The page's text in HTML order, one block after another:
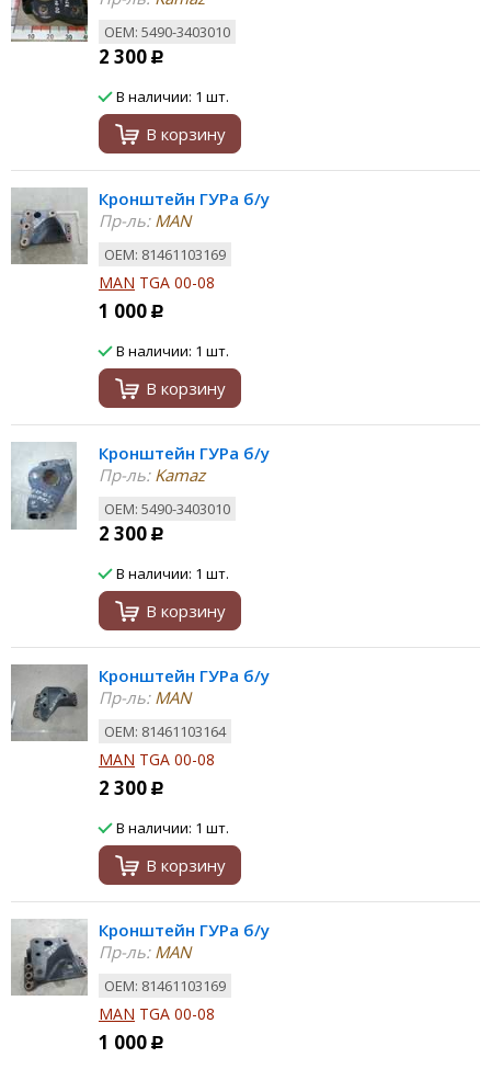
ОЕМ: 5490-3403010
2 300 Р
В наличии: 1 шт.
В корзину
Кронштейн ГУРа б/у
Пр-ль:MAN
ОЕМ: 81461103169
MAN TGA 00-08
1 000 Р
В наличии: 1 шт.
В корзину
Кронштейн ГУРа б/у
Пр-ль:Kamaz
ОЕМ: 5490-3403010
2 300 Р
В наличии: 1 шт.
В корзину
Кронштейн ГУРа б/у
Пр-ль:MAN
ОЕМ: 81461103164
MAN TGA 00-08
2 300 Р
В наличии: 1 шт.
В корзину
Кронштейн ГУРа б/у
Пр-ль:MAN
ОЕМ: 81461103169
MAN TGA 00-08
1 000 Р